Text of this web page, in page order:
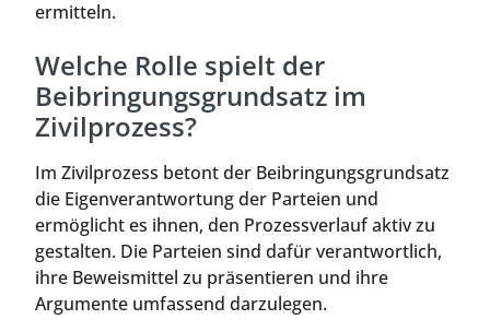
ermitteln.
Welche Rolle spielt der
Beibringungsgrundsatz im
Zivilprozess?
Im Zivilprozess betont der Beibringungsgrundsatz
die Eigenverantwortung der Parteien und
ermöglicht es ihnen, den Prozessverlauf aktiv zu
gestalten. Die Parteien sind dafür verantwortlich,
ihre Beweismittel zu präsentieren und ihre
Argumente umfassend darzulegen.